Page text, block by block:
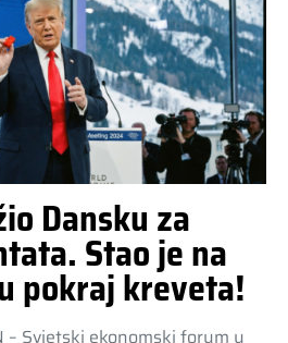
Dansku za
Stao je na
pokraj kreveta!
– Svjetski ekonomski forum u